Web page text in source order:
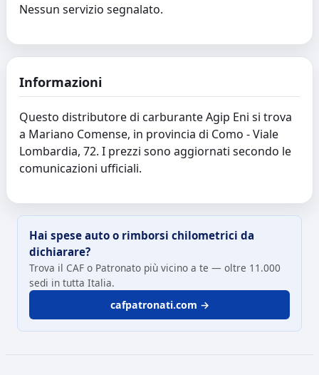
Nessun servizio segnalato.
Informazioni
Questo distributore di carburante Agip Eni si trova
a Mariano Comense, in provincia di Como - Viale
Lombardia, 72. I prezzi sono aggiornati secondo le
comunicazioni ufficiali.
Hai spese auto o rimborsi chilometrici da
dichiarare?
Trova il CAF o Patronato più vicino a te — oltre 11.000
sedi in tutta Italia.
cafpatronati.com →